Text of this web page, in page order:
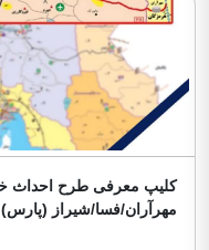
کلیپ معرفی طرح احداث خط
مهرآران/فسا/شیراز (پارس)